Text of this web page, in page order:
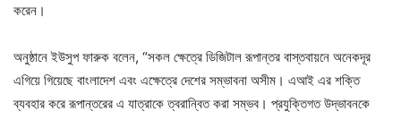
করেন।
অনুষ্ঠানে ইউসুপ ফারুক বলেন, “সকল ক্ষেত্রে ডিজিটাল রূপান্তর বাস্তবায়নে অনেকদূর
এগিয়ে গিয়েছে বাংলাদেশ এবং এক্ষেত্রে দেশের সম্ভাবনা অসীম। এআই এর শক্তি
ব্যবহার করে রূপান্তরের এ যাত্রাকে ত্বরান্বিত করা সম্ভব। প্রযুক্তিগত উদ্ভাবনকে